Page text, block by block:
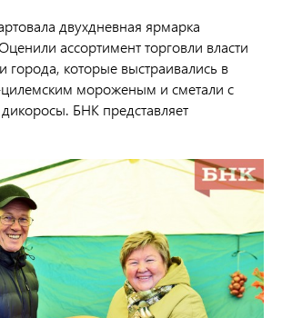
двухдневная ярмарка
ассортимент торговли власти
города, которые выстраивались в
цилемским мороженым и сметали с
БНК представляет